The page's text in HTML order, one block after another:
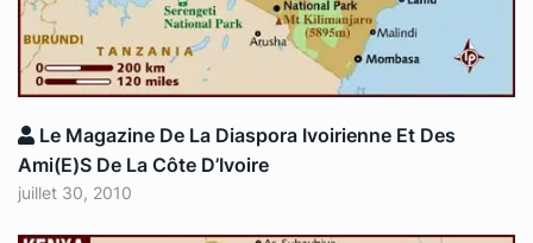
Le Magazine De La Diaspora Ivoirienne Et Des
Ami(e)s De La Côte D’Ivoire
juillet 30, 2010